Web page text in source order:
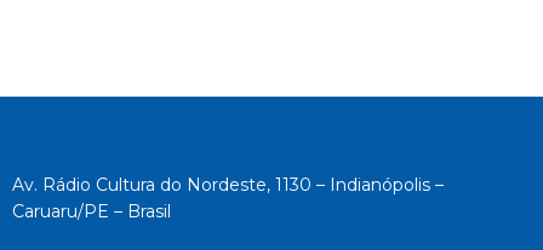
Av. Rádio Cultura do Nordeste, 1130 – Indianópolis –
Caruaru/PE – Brasil